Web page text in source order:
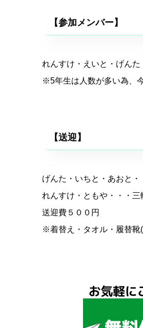
【参加メンバー】
れんすけ・えいと・げん
※5年生は人数が多い為、
【送迎】
げんた・いちと・あおと
れんすけ・ともや・・・
送迎費５００円
※着替え・タオル・履替靴